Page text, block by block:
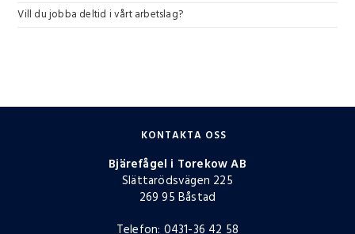
Vill du jobba deltid i vårt arbetslag?
KONTAKTA OSS
Bjärefågel i Torekow AB
Slättarödsvägen 225
269 95 Båstad